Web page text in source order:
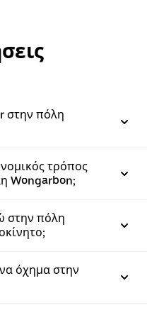
στην πόλη
τρόπος
Wongarbon;
στην πόλη
όχημα στην